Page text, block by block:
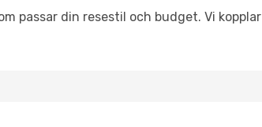
passar din resestil och budget. Vi kopplar